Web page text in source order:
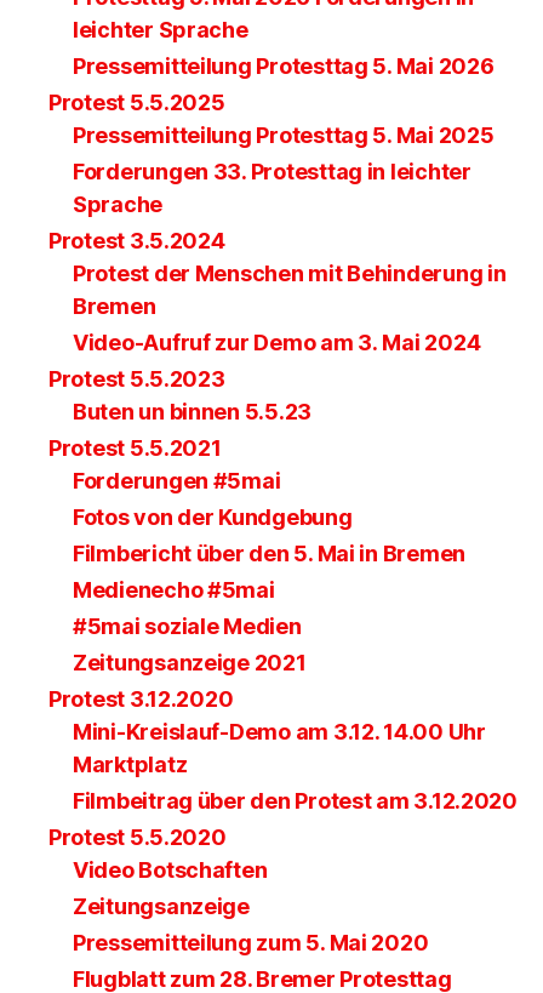
leichter Sprache
Pressemitteilung Protesttag 5. Mai 2026
Protest 5.5.2025
Pressemitteilung Protesttag 5. Mai 2025
Forderungen 33. Protesttag in leichter
Sprache
Protest 3.5.2024
Protest der Menschen mit Behinderung in
Bremen
Video-Aufruf zur Demo am 3. Mai 2024
Protest 5.5.2023
Buten un binnen 5.5.23
Protest 5.5.2021
Forderungen #5mai
Fotos von der Kundgebung
Filmbericht über den 5. Mai in Bremen
Medienecho #5mai
#5mai soziale Medien
Zeitungsanzeige 2021
Protest 3.12.2020
Mini-Kreislauf-Demo am 3.12. 14.00 Uhr
Marktplatz
Filmbeitrag über den Protest am 3.12.2020
Protest 5.5.2020
Video Botschaften
Zeitungsanzeige
Pressemitteilung zum 5. Mai 2020
Flugblatt zum 28. Bremer Protesttag